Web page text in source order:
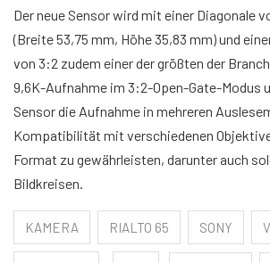
Der neue Sensor wird mit einer Diagonale
(Breite 53,75 mm, Höhe 35,83 mm) und
von 3:2 zudem einer der größten der
9,6K-Aufnahme im 3:2-Open-Gate-Modus
Sensor die Aufnahme in mehreren
Kompatibilität mit verschiedenen
Format zu gewährleisten, darunter auch
Bildkreisen.
KAMERA RIALTO 65 SONY